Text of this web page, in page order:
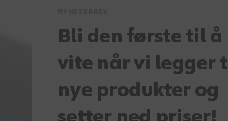
Bli den første til å
vite når vi legger
nye produkter og